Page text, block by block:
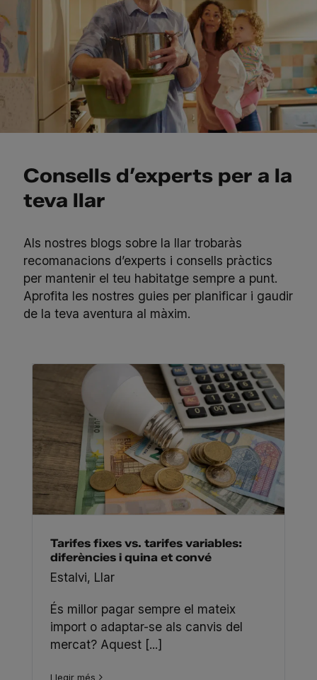
Consells d’experts per a la
teva llar
Als nostres blogs sobre la llar trobaràs
recomanacions d’experts i consells pràctics
per mantenir el teu habitatge sempre a punt.
Aprofita les nostres guies per planificar i gaudir
de la teva aventura al màxim.
Tarifes fixes vs. tarifes variables:
diferències i quina et convé
Estalvi, Llar
És millor pagar sempre el mateix
import o adaptar-se als canvis del
mercat? Aquest [...]
Llegir més